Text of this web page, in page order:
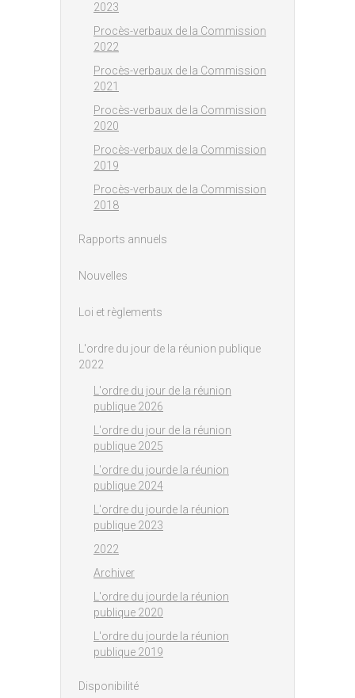
2023
Procès-verbaux de la Commission
2022
Procès-verbaux de la Commission
2021
Procès-verbaux de la Commission
2020
Procès-verbaux de la Commission
2019
Procès-verbaux de la Commission
2018
Rapports annuels
Nouvelles
Loi et règlements
L'ordre du jour de la réunion publique
2022
L'ordre du jour de la réunion
publique 2026
L'ordre du jour de la réunion
publique 2025
L'ordre du jourde la réunion
publique 2024
L'ordre du jourde la réunion
publique 2023
2022
Archiver
L'ordre du jourde la réunion
publique 2020
L'ordre du jourde la réunion
publique 2019
Disponibilité